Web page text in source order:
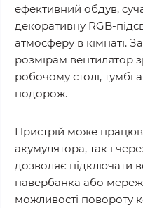
ефективний обдув,
декоративну RGB-
атмосферу в кімнаті.
розмірам вентилятор
робочому столі, тумбі
подорож.
Пристрій може
акумулятора, так і
дозволяє підключати
павербанка або
можливості повороту